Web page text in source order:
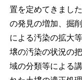
置を定めてきまし
の発見の増加、掘
による汚染の拡大
壌の汚染の状況の
域の分類等による